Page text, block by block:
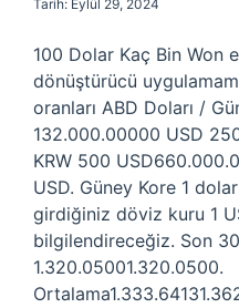
Tarih: Eylül 29, 2024
100 Dolar Kaç Bin Won
dönüştürücü
oranları ABD Doları /
132.000.00000 USD
KRW 500
USD. Güney Kore 1
girdiğiniz döviz kuru 1
bilgilendireceğiz. Son
1.320.05001.320.0500.